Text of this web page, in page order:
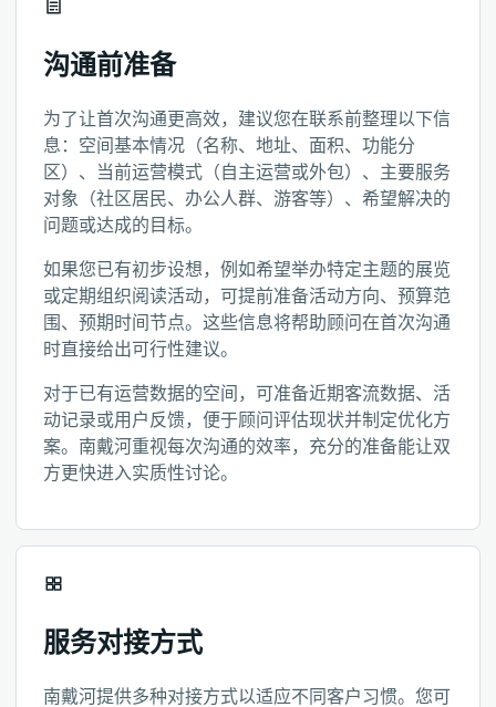
沟通前准备
为了让首次沟通更高效，建议您在联系前整理以下信
息：空间基本情况（名称、地址、面积、功能分
区）、当前运营模式（自主运营或外包）、主要服务
对象（社区居民、办公人群、游客等）、希望解决的
问题或达成的目标。
如果您已有初步设想，例如希望举办特定主题的展览
或定期组织阅读活动，可提前准备活动方向、预算范
围、预期时间节点。这些信息将帮助顾问在首次沟通
时直接给出可行性建议。
对于已有运营数据的空间，可准备近期客流数据、活
动记录或用户反馈，便于顾问评估现状并制定优化方
案。南戴河重视每次沟通的效率，充分的准备能让双
方更快进入实质性讨论。
服务对接方式
南戴河提供多种对接方式以适应不同客户习惯。您可